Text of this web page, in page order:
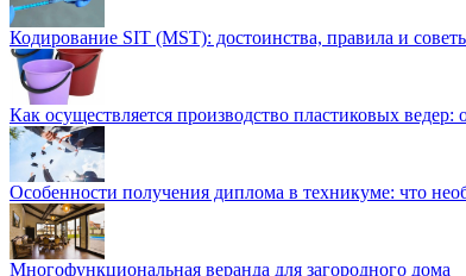
Кодирование SIT (MST): достоинства, правила и
Как осуществляется производство пластиковых ведер:
Особенности получения диплома в техникуме: что
Многофункциональная веранда для загородного дома